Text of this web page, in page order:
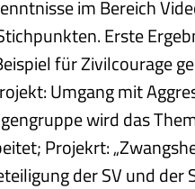
im Bereich
Erste
für Zivilcourage
Umgang mit
wird das
Projekrt:
der SV und